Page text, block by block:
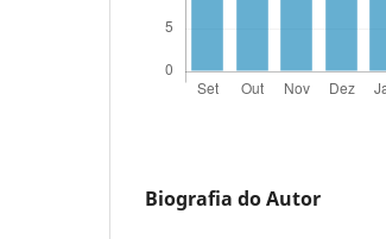
Biografia do Autor